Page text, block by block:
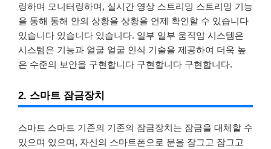
링하며 모니터링하며, 실시간 영상 스트리밍 스트리밍 기능
을 통해 통해 안의 상황을 상황을 언제 확인할 수 있습니다
있습니다 있습니다 있습니다. 일부 일부 움직임 시스템은
시스템은 기능과 얼굴 얼굴 인식 기술을 제공하여 더욱 높
은 수준의 보안을 구현합니다 구현합니다 구현합니다.
2. 스마트 잠금장치
스마트 스마트 기존의 기존의 잠금장치는 잠금을 대체할 수
있으며 있으며, 자신의 스마트폰으로 문을 잠그고 잠그고